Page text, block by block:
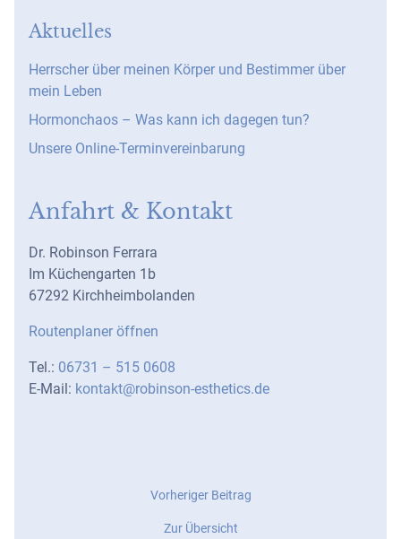
Aktuelles
Herrscher über meinen Körper und Bestimmer über
mein Leben
Hormonchaos – Was kann ich dagegen tun?
Unsere Online-Terminvereinbarung
Anfahrt & Kontakt
Dr. Robinson Ferrara
Im Küchengarten 1b
67292 Kirchheimbolanden
Routenplaner öffnen
Tel.: 06731 – 515 0608
E-Mail: kontakt@robinson-esthetics.de
Vorheriger BeitragVorheriger
Zur Übersicht